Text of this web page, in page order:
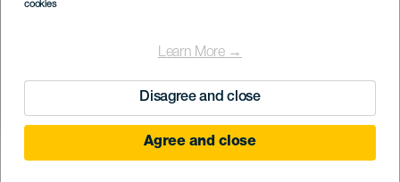
cookies
Learn More →
Disagree and close
Agree and close